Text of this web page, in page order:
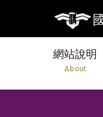
網站說明
About